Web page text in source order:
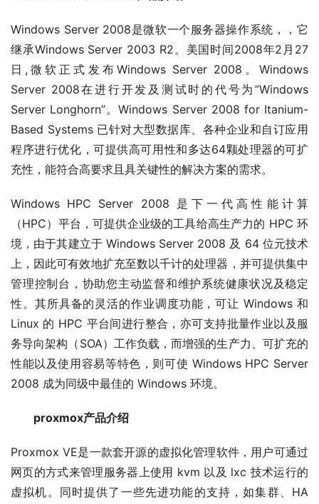
Windows Server 2008是微软一个服务器操作系统，，它
继承Windows Server 2003 R2。美国时间2008年2月27
日,微软正式发布Windows Server 2008。Windows
Server 2008在进行开发及测试时的代号为”Windows
Server Longhorn”。Windows Server 2008 for Itanium-
Based Systems 已针对大型数据库、各种企业和自订应用
程序进行优化，可提供高可用性和多达64颗处理器的可扩
充性，能符合高要求且具关键性的解决方案的需求。
Windows HPC Server 2008 是下一代高性能计算
（HPC）平台，可提供企业级的工具给高生产力的 HPC 环
境，由于其建立于 Windows Server 2008 及 64 位元技术
上，因此可有效地扩充至数以千计的处理器，并可提供集中
管理控制台，协助您主动监督和维护系统健康状况及稳定
性。其所具备的灵活的作业调度功能，可让 Windows 和
Linux 的 HPC 平台间进行整合，亦可支持批量作业以及服
务导向架构（SOA）工作负载，而增强的生产力、可扩充的
性能以及使用容易等特色，则可使 Windows HPC Server
2008 成为同级中最佳的 Windows 环境。
proxmox产品介绍
Proxmox VE是一款套开源的虚拟化管理软件，用户可通过
网页的方式来管理服务器上使用 kvm 以及 lxc 技术运行的
虚拟机。同时提供了一些先进功能的支持，如集群、HA